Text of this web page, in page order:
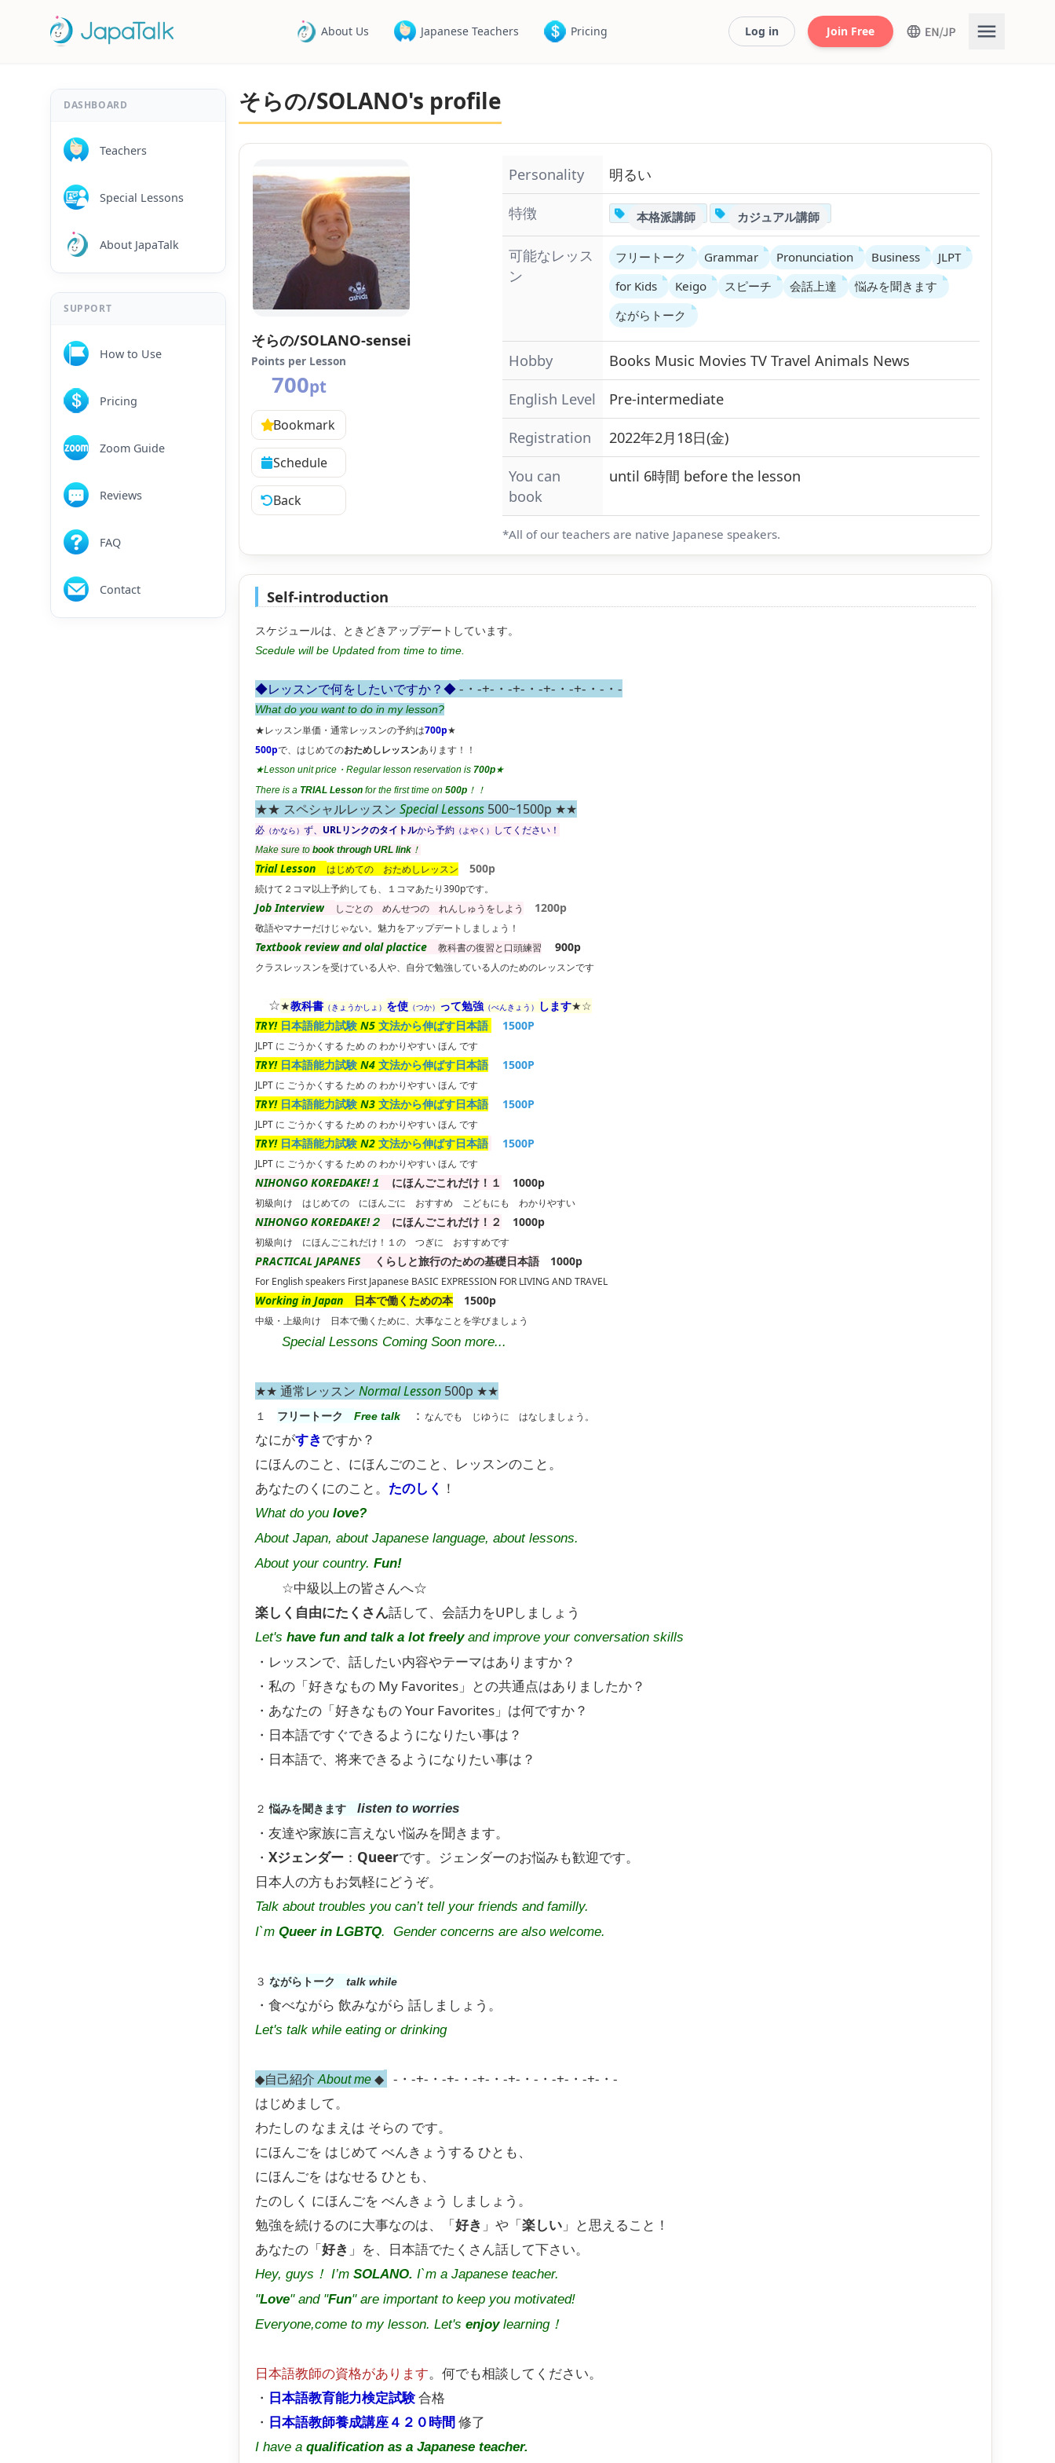
About Us Japanese Teachers Pricing Log in Join Free
DASHBOARD
Teachers
Special Lessons
About JapaTalk
SUPPORT
How to Use
Pricing
Zoom Guide
Reviews
FAQ
Contact
そらの/SOLANO's profile
そらの/SOLANO-sensei
Points per Lesson
700pt
Bookmark
Schedule
Back
Personality
明るい
特徴
本格派講師 カジュアル講師
可能なレッス
ン
フリートーク Grammar Pronunciation Business
JLPT
for Kids
Keigo スピーチ 会話上達
悩みを聞きます
ながらトーク
Hobby Books Music Movies TV Travel Animals News
English Level
Pre-intermediate
Registration
2022年2月18日(金)
You can
book
until 6時間 before the lesson
*All of our teachers are native Japanese speakers.
Self-introduction
スケジュールは、ときどきアップデートしています。
Scedule will be Updated from time to time.
◆レッスンで何をしたいですか？◆-・-+-・-+-・-+-・-+-・-・-
What do you want to do in my lesson?
★レッスン単価・通常レッスンの予約は700p★
500pで、はじめてのおためしレッスンあります！！
★Lesson unit price・Regular lesson reservation is 700p★
There is a TRIAL Lesson for the first time on 500p ！！
★★ スペシャルレッスン Special Lessons 500~1500p ★★
必 （かなら） ず、 URLリンクのタイトルから予約 （よやく） してください！
Make sure to book through URL link ！
Trial Lesson はじめての おためしレッスン 500p
続けて２コマ以上予約しても、１コマあたり390pです。
Job Interview しごとの めんせつの れんしゅうをしよう 1200p
敬語やマナーだけじゃない。魅力をアップデートしましょう！
Textbook review and olal plactice 教科書の復習と口頭練習 900p
クラスレッスンを受けている人や、自分で勉強している人のためのレッスンです
☆★教科書 （きょうかしょ） を使 （つか） って勉強 （べんきょう） します★☆
TRY! 日本語能力試験 N5 文法から伸ばす日本語 1500P
JLPT に ごうかくする ため の わかりやすい ほん です
TRY! 日本語能力試験 N4 文法から伸ばす日本語 1500P
JLPT に ごうかくする ため の わかりやすい ほん です
TRY! 日本語能力試験 N3 文法から伸ばす日本語 1500P
JLPT に ごうかくする ため の わかりやすい ほん です
TRY! 日本語能力試験 N2 文法から伸ばす日本語 1500P
JLPT に ごうかくする ため の わかりやすい ほん です
NIHONGO KOREDAKE!１ にほんごこれだけ！１ 1000p
初級向け はじめての にほんごに おすすめ こどもにも わかりやすい
NIHONGO KOREDAKE!２ にほんごこれだけ！２ 1000p
初級向け にほんごこれだけ！１の つぎに おすすめです
PRACTICAL JAPANES くらしと旅行のための基礎日本語 1000p
For English speakers First Japanese BASIC EXPRESSION FOR LIVING AND TRAVEL
Working in Japan 日本で働くための本 1500p
中級・上級向け 日本で働くために、大事なことを学びましょう
Special Lessons Coming Soon more...
★★ 通常レッスン Normal Lesson 500p ★★
１ フリートーク Free talk ： なんでも じゆうに はなしましょう。
なにがすきですか？
にほんのこと、にほんごのこと、レッスンのこと。
あなたのくにのこと。 たのしく ！
What do you love?
About Japan, about Japanese language, about lessons.
About your country. Fun!
☆中級以上の皆さんへ☆
楽しく自由にたくさん話して、会話力をUPしましょう
Let's have fun and talk a lot freelyand improve your conversation skills
・レッスンで、話したい内容やテーマはありますか？
・私の「好きなもの My Favorites」との共通点はありましたか？
・あなたの「好きなもの Your Favorites」は何ですか？
・日本語ですぐできるようになりたい事は？
・日本語で、将来できるようになりたい事は？
２悩みを聞きます listen to worries
・友達や家族に言えない悩みを聞きます。
・ Xジェンダー ： Queerです。ジェンダーのお悩みも歓迎です。
日本人の方もお気軽にどうぞ。
Talk about troubles you can’t tell your friends and familly.
I`m Queer in LGBTQ. Gender concerns are also welcome.
３ ながらトーク talk while
・食べながら 飲みながら 話しましょう。
Let's talk while eating or drinking
◆自己紹介About me ◆ -・-+-・-+-・-+-・-+-・-・-+-・-+-・-
はじめまして。
わたしの なまえは そらの です。
にほんごを はじめて べんきょうする ひとも、
にほんごを はなせる ひとも、
たのしく にほんごを べんきょう しましょう。
勉強を続けるのに大事なのは、「好き 」や「楽しい 」と思えること！
あなたの「好き 」を、日本語でたくさん話して下さい。
Hey, guys！ I’m SOLANO. I`m a Japanese teacher.
"Love" and "Fun" are important to keep you motivated!
Everyone,come to my lesson. Let's enjoy learning！
日本語教師の資格があります。何でも相談してください。
・ 日本語教育能力検定試験合格
・ 日本語教師養成講座４２０時間修了
I have a qualification as a Japanese teacher.